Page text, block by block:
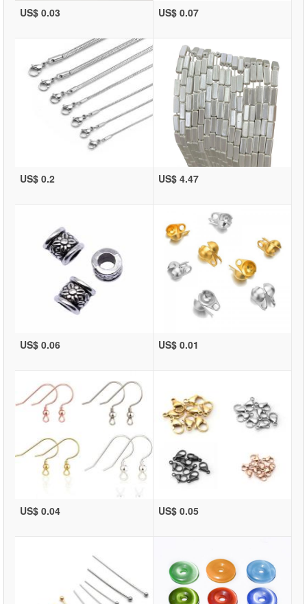
US$ 0.03 US$ 0.07
US$ 0.2 US$ 4.47
US$ 0.06 US$ 0.01
US$ 0.04 US$ 0.05